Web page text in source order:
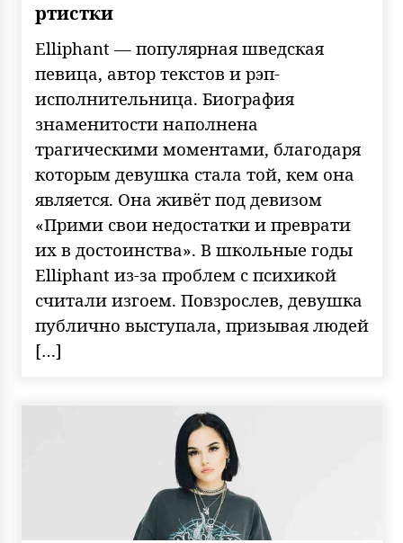
ртистки
Elliphant — популярная шведская
певица, автор текстов и рэп-
исполнительница. Биография
знаменитости наполнена
трагическими моментами, благодаря
которым девушка стала той, кем она
является. Она живёт под девизом
«Прими свои недостатки и преврати
их в достоинства». В школьные годы
Elliphant из-за проблем с психикой
считали изгоем. Повзрослев, девушка
публично выступала, призывая людей
[…]